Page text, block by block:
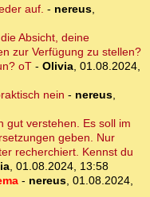
auf. - nereus,
Absicht, deine
zur Verfügung zu stellen?
oT - Olivia, 01.08.2024,
nein - nereus,
gut verstehen. Es soll im
geben. Nur
recherchiert. Kennst du
, 01.08.2024, 13:58
- nereus, 01.08.2024,